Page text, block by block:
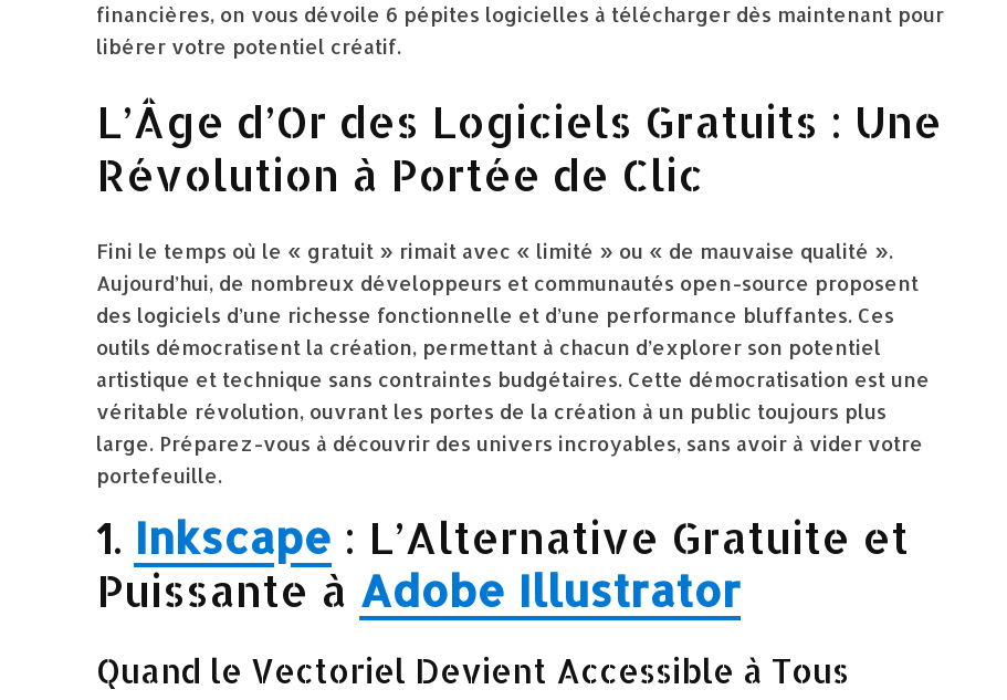
financières, on vous dévoile 6 pépites logicielles à télécharger dès maintenant pour
libérer votre potentiel créatif.
L’Âge d’Or des Logiciels Gratuits : Une
Révolution à Portée de Clic
Fini le temps où le « gratuit » rimait avec « limité » ou « de mauvaise qualité ».
Aujourd’hui, de nombreux développeurs et communautés open-source proposent
des logiciels d’une richesse fonctionnelle et d’une performance bluffantes. Ces
outils démocratisent la création, permettant à chacun d’explorer son potentiel
artistique et technique sans contraintes budgétaires. Cette démocratisation est une
véritable révolution, ouvrant les portes de la création à un public toujours plus
large. Préparez-vous à découvrir des univers incroyables, sans avoir à vider votre
portefeuille.
1. Inkscape : L’Alternative Gratuite et
Puissante à Adobe Illustrator
Quand le Vectoriel Devient Accessible à Tous